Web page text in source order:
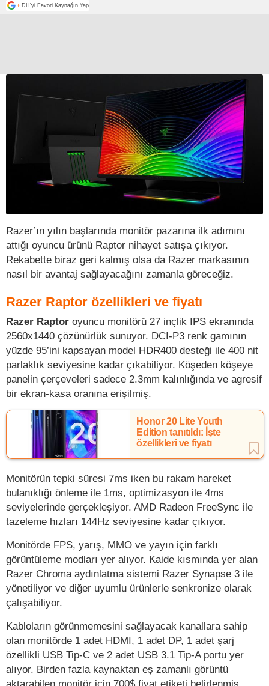
+ DH'yi Favori Kaynağın Yap
Razer’ın yılın başlarında monitör pazarına ilk adımını
attığı oyuncu ürünü Raptor nihayet satışa çıkıyor.
Rekabette biraz geri kalmış olsa da Razer markasının
nasıl bir avantaj sağlayacağını zamanla göreceğiz.
Razer Raptor özellikleri ve fiyatı
Razer Raptor oyuncu monitörü 27 inçlik IPS ekranında
2560x1440 çözünürlük sunuyor. DCI-P3 renk gamının
yüzde 95’ini kapsayan model HDR400 desteği ile 400 nit
parlaklık seviyesine kadar çıkabiliyor. Köşeden köşeye
panelin çerçeveleri sadece 2.3mm kalınlığında ve agresif
bir ekran-kasa oranına erişilmiş.
Honor 20 Lite Youth
Edition tanıtıldı: İşte
özellikleri ve fiyatı
Monitörün tepki süresi 7ms iken bu rakam hareket
bulanıklığı önleme ile 1ms, optimizasyon ile 4ms
seviyelerinde gerçekleşiyor. AMD Radeon FreeSync ile
tazeleme hızları 144Hz seviyesine kadar çıkıyor.
Monitörde FPS, yarış, MMO ve yayın için farklı
görüntüleme modları yer alıyor. Kaide kısmında yer alan
Razer Chroma aydınlatma sistemi Razer Synapse 3 ile
yönetiliyor ve diğer uyumlu ürünlerle senkronize olarak
çalışabiliyor.
Kabloların görünmemesini sağlayacak kanallara sahip
olan monitörde 1 adet HDMI, 1 adet DP, 1 adet şarj
özellikli USB Tip-C ve 2 adet USB 3.1 Tip-A portu yer
alıyor. Birden fazla kaynaktan eş zamanlı görüntü
aktarabilen monitör için 700$ fiyat etiketi belirlenmiş.